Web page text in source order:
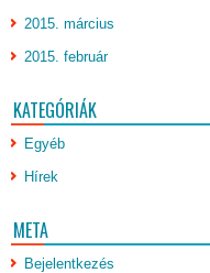
2015. március
2015. február
KATEGÓRIÁK
Egyéb
Hírek
META
Bejelentkezés